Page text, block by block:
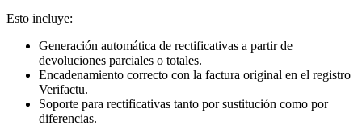
Esto incluye:
Generación automática de rectificativas a partir de
devoluciones parciales o totales.
Encadenamiento correcto con la factura original en el registro
Verifactu.
Soporte para rectificativas tanto por sustitución como por
diferencias.